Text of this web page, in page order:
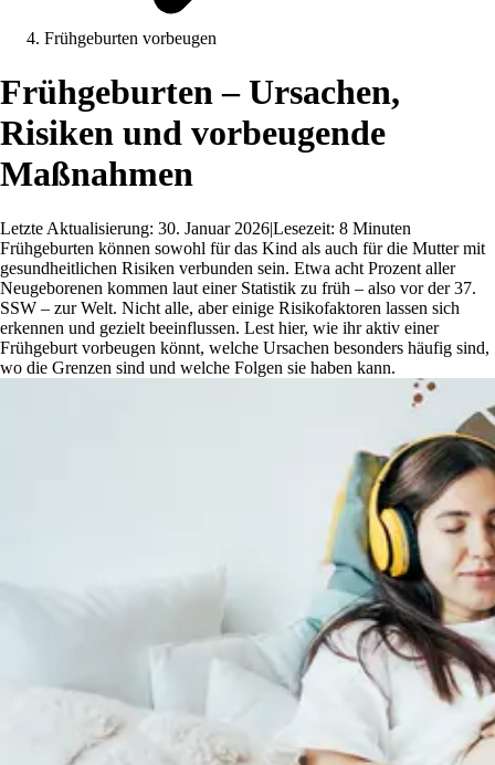
Frühgeburten vorbeugen
Frühgeburten – Ursachen,
Risiken und vorbeugende
Maßnahmen
Letzte Aktualisierung: 30. Januar 2026|Lesezeit: 8 Minuten
Frühgeburten können sowohl für das Kind als auch für die Mutter mit
gesundheitlichen Risiken verbunden sein. Etwa acht Prozent aller
Neugeborenen kommen laut einer Statistik zu früh – also vor der 37.
SSW – zur Welt. Nicht alle, aber einige Risikofaktoren lassen sich
erkennen und gezielt beeinflussen. Lest hier, wie ihr aktiv einer
Frühgeburt vorbeugen könnt, welche Ursachen besonders häufig sind,
wo die Grenzen sind und welche Folgen sie haben kann.